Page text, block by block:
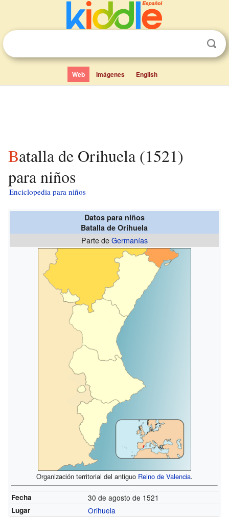
Web Imágenes English
Batalla de Orihuela (1521)
para niños
Enciclopedia para niños
Datos para niños
Batalla de Orihuela
Parte deGermanías
Organización territorial del antiguo Reino de Valencia.
Fecha 30 de agosto de 1521
Lugar Orihuela